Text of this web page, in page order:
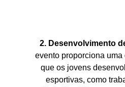
2. Desenvolvimento
evento proporciona
que os jovens
esportivas, como